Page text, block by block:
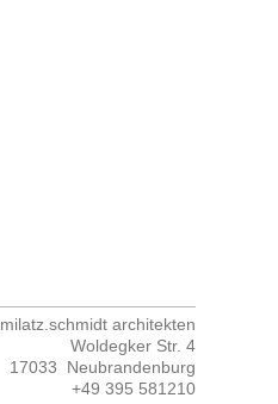
milatz.schmidt architekten
Woldegker Str. 4
17033
Neubrandenburg
+49 395 581210